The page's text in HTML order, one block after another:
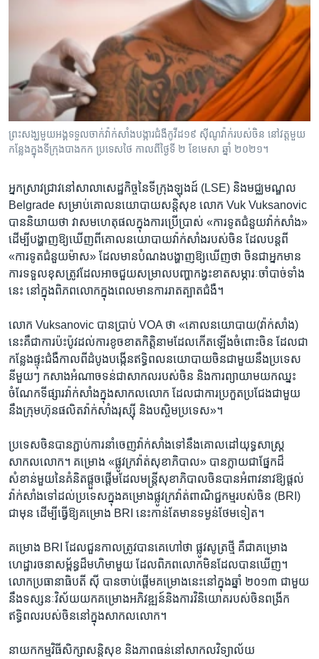
ព្រះសង្ឃមួយអង្គទទួលចាក់វ៉ាក់សាំងបង្ការជំងឺកូវីដ១៩ ស៊ីណូវ៉ាក់របស់ចិន នៅវត្តមួយ
កន្លែងក្នុងទីក្រុងបាងកក ប្រទេសថៃ កាលពីថ្ងៃទី ២ ខែមេសា ឆ្នាំ ២០២១។
អ្នក​ស្រាវជ្រាវ​នៅ​សាលា​សេដ្ឋកិច្ច​នៃ​ទីក្រុង​ឡុងដ៍ (LSE) និង​មជ្ឈមណ្ឌល
Belgrade សម្រាប់​គោលនយោបាយ​សន្តិសុខ លោក Vuk Vuksanovic​
បាន​និយាយ​ថា វា​សមហេតុផល​ក្នុង​ការ​ប្រើប្រាស់ «ការទូត​ជំនួយ​វ៉ាក់សាំង»
ដើម្បី​បង្ហាញ​ឱ្យ​ឃើញ​ពី​គោលនយោបាយ​វ៉ាក់សាំង​របស់​ចិន ដែល​បន្ត​ពី​
«ការ​ទូត​ជំនួយ​ម៉ាស» ដែល​មាន​បំណង​បង្ហាញ​ឱ្យ​ឃើញ​ថា ចិនជាអ្នកមាន
ការ​ទទួលខុស​ត្រូវដែល​អាច​ជួយ​សម្រាល​បញ្ហា​កង្វះខាត​សម្ភារៈ​ចាំបាច់​ទាំង​
នេះ​ នៅ​ក្នុង​ពិភពលោក​ក្នុង​ពេល​មាន​ការ​រាតត្បាត​ជំងឺ។​
លោក Vuksanovic បាន​ប្រាប់ VOA ថា «គោលនយោបាយ​(វ៉ាក់សាំង)
នេះ​គឺ​ជា​ការ​ប៉ះប៉ូវ​ដល់​ការ​ខូចខាត​កិត្តិនាម​ដែល​កើត​ឡើង​ចំពោះ​ចិន ​ដែល​ជា​
កន្លែងផ្ទុះជំងឺកាល​ពីដំបូង​បង្កើន​ឥទ្ធិពល​នយោបាយ​ចិន​ជាមួយ​នឹង​ប្រទេស​
នីមួយៗ កសាង​អំណាច​ទន់​ជា​សាកល​របស់​ចិន និង​ការ​ព្យាយាម​យក​ឈ្នះ​
ចំណែក​ទីផ្សារ​វ៉ាក់សាំង​ក្នុង​សាកលលោក ដែល​ជា​ការ​ប្រកួតប្រជែង​ជាមួយ​
នឹង​ក្រុមហ៊ុន​ផលិត​វ៉ាក់សាំង​រុស្ស៊ី និង​បស្ចិម​ប្រទេស»។
ប្រទេស​ចិន​បាន​ភ្ជាប់​ការ​នាំ​ចេញ​វ៉ាក់សាំង​ទៅ​នឹង​គោលដៅ​យុទ្ធសាស្ត្រ​
សាកលលោក។ គម្រោង «ផ្លូវ​ក្រវ៉ាត់​សុខាភិបាល» បាន​ក្លាយ​ជា​ផ្នែក​ដ៏​
សំខាន់​មួយ​នៃ​គំនិត​ផ្តួចផ្តើម​ដែល​មន្ត្រី​សុខាភិបាល​ចិន​បាន​អំពាវនាវ​ឱ្យ​ផ្តល់​
វ៉ាក់សាំង​ទៅ​ដល់​ប្រទេសក្នុង​គម្រោង​ផ្លូវ​ក្រវ៉ាត់​ពាណិជ្ជកម្ម​របស់​ចិន ​(BRI)
ជាមុន ដើម្បី​ធ្វើ​ឱ្យ​គម្រោង BRI នេះ​កាន់​តែ​មាន​ទម្ងន់​ថែម​ទៀត។
គម្រោង BRI ដែល​ជួនកាល​ត្រូវ​បាន​គេ​ហៅ​ថា ផ្លូវ​សូត្រ​ថ្មី គឺជា​គម្រោង​
ហេដ្ឋារចនាសម្ព័ន្ធ​ដ៏​មហិមា​មួយ​ ដែល​ពិភពលោក​មិន​ដែល​បាន​ឃើញ។
លោក​ប្រធានាធិបតី ស៊ី បាន​ចាប់​ផ្តើម​គម្រោង​នេះ​នៅ​ក្នុង​ឆ្នាំ ២០១៣ ជាមួយ​
នឹង​ទស្សនៈ​វិស័យ​យក​គម្រោង​អភិវឌ្ឍន៍​និង​ការ​វិនិយោគ​របស់​ចិន​ពង្រីក​
ឥទ្ធិពល​របស់​ចិន​នៅ​ក្នុង​សាកលលោក។
នាយក​កម្មវិធី​សិក្សា​សន្តិសុខ និង​ភាព​ធន់​នៅសាកលវិទ្យាល័យ